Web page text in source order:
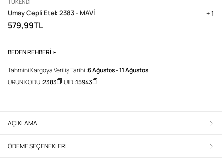
TÜKENDI
Umay Cepli Etek 2383 - MAVİ + 1
579,99TL
BEDEN REHBERİ
Tahmini Kargoya Veriliş Tarihi :6 Ağustos - 11 Ağustos
ÜRÜN KODU :2383 UID :15943
AÇIKLAMA
ÖDEME SEÇENEKLERI